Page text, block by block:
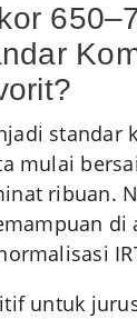
standar
mulai
ribuan.
di
untuk